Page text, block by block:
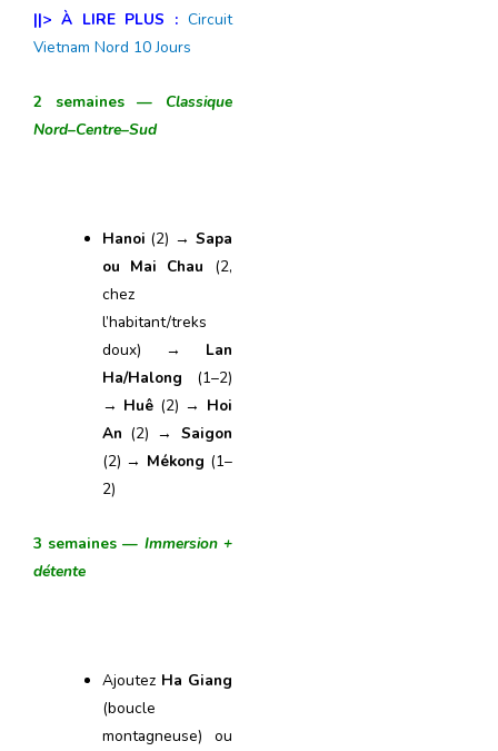
||> À LIRE PLUS : Circuit
Vietnam Nord 10 Jours
2 semaines — Classique
Nord–Centre–Sud
Hanoi (2) → Sapa
ou Mai Chau (2,
chez
l’habitant/treks
doux) → Lan
Ha/Halong (1–2)
→ Huê (2) → Hoi
An (2) → Saigon
(2) → Mékong (1–
2)
3 semaines — Immersion +
détente
Ajoutez Ha Giang
(boucle
montagneuse) ou